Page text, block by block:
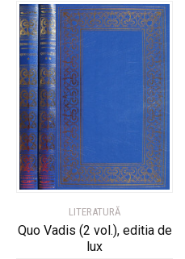
LITERATURĂ
Quo Vadis (2 vol.), editia de
lux